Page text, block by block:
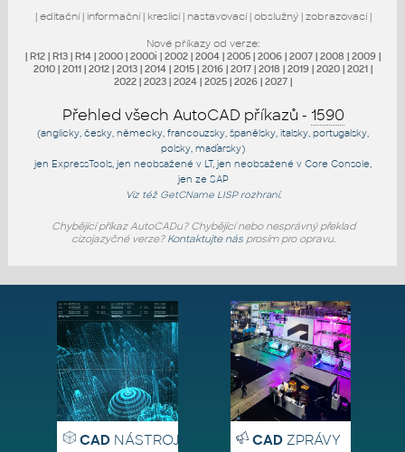
| editační| informační| kreslicí| nastavovací| obslužný| zobrazovací|
Nové příkazy od verze:
| R12 | R13 | R14 | 2000 | 2000i | 2002 | 2004 | 2005 | 2006 | 2007 | 2008 | 2009 |
2010 | 2011 | 2012 | 2013 | 2014 | 2015 | 2016 | 2017 | 2018 | 2019 | 2020 | 2021 |
2022 | 2023 | 2024 | 2025 | 2026 | 2027 |
Přehled všech AutoCAD příkazů - 1590
(anglicky, česky, německy, francouzsky, španělsky, italsky, portugalsky,
polsky, maďarsky)
jen ExpressTools , jen neobsažené v LT, jen neobsažené v Core Console
jen ze SAP
Viz též GetCNameLISP rozhraní.
Chybějící příkaz AutoCADu? Chybějící nebo nesprávný překlad
cizojazyčné verze? Kontaktujte násprosím pro opravu.
CADNÁSTROJE CADZPRÁVY